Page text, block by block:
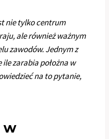
nie tylko centrum
ale również ważnym
zawodów. Jednym z
ile zarabia położna w
na to pytanie,
w